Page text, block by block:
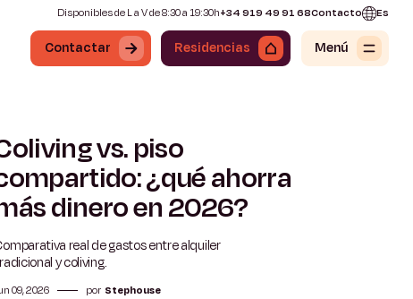
Disponibles de L a V de 8:30 a 19:30h+34 919 49 91 68Contacto Es
Contactar Residencias Menú
5 min vs. piso
¿qué ahorra
dinero en 2026?
real de gastos entre alquiler
y coliving.
09, 2026 por Stephouse